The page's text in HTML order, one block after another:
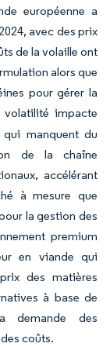
européenne a
avec des prix
de la volaille ont
alors que
pour gérer la
volatilité impacte
manquent du
de la chaîne
accélérant
à mesure que
la gestion des
premium
en viande qui
des matières
à base de
demande des
coûts.